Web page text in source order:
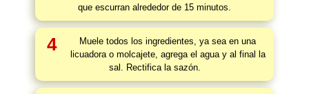
que escurran alrededor de 15 minutos.
4
Muele todos los ingredientes, ya sea en una
licuadora o molcajete, agrega el agua y al final la
sal. Rectifica la sazón.